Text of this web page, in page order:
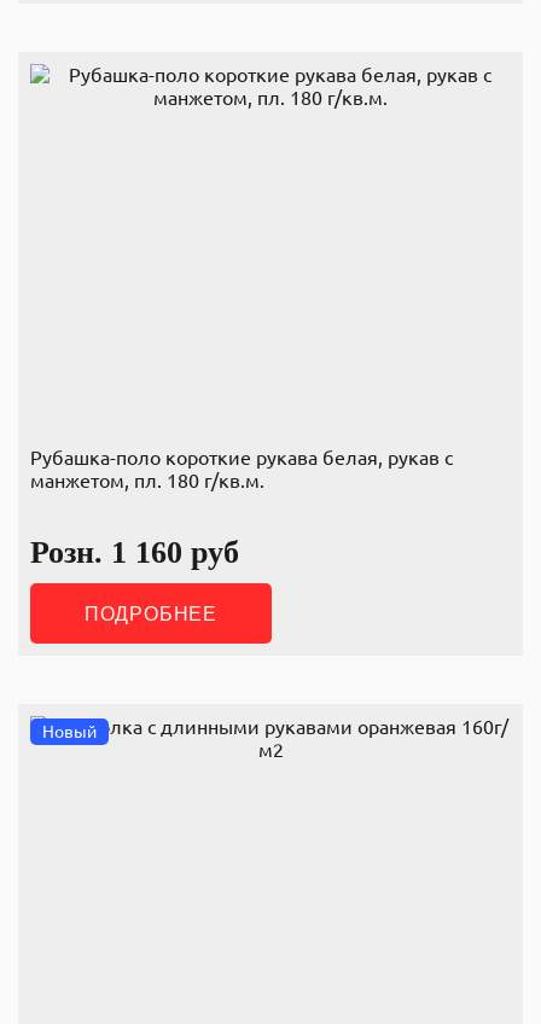
Рубашка-поло короткие рукава белая, рукав с
манжетом, пл. 180 г/кв.м.
Розн. 1 160 руб
ПОДРОБНЕЕ
Новый